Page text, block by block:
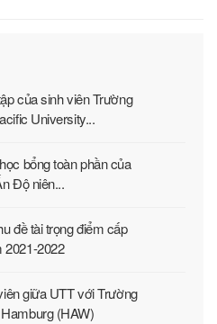
của sinh viên Trường
University...
bổng toàn phần của
Độ niên...
đề tài trọng điểm cấp
2021-2022
giữa UTT với Trường
(HAW)